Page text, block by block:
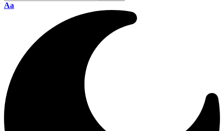
Font
Aa